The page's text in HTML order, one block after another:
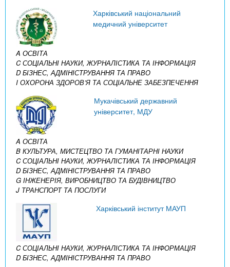
Харківський національний
медичний університет
A ОСВІТА
C СОЦІАЛЬНІ НАУКИ, ЖУРНАЛІСТИКА ТА ІНФОРМАЦІЯ
D БІЗНЕС, АДМІНІСТРУВАННЯ ТА ПРАВО
I ОХОРОНА ЗДОРОВ’Я ТА СОЦІАЛЬНЕ ЗАБЕЗПЕЧЕННЯ
Мукачівський державний
університет, МДУ
A ОСВІТА
B КУЛЬТУРА, МИСТЕЦТВО ТА ГУМАНІТАРНІ НАУКИ
C СОЦІАЛЬНІ НАУКИ, ЖУРНАЛІСТИКА ТА ІНФОРМАЦІЯ
D БІЗНЕС, АДМІНІСТРУВАННЯ ТА ПРАВО
G ІНЖЕНЕРІЯ, ВИРОБНИЦТВО ТА БУДІВНИЦТВО
J ТРАНСПОРТ ТА ПОСЛУГИ
Харківський інститут МАУП
C СОЦІАЛЬНІ НАУКИ, ЖУРНАЛІСТИКА ТА ІНФОРМАЦІЯ
D БІЗНЕС, АДМІНІСТРУВАННЯ ТА ПРАВО